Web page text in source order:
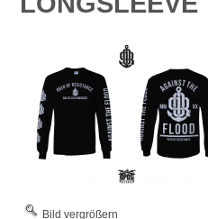
Bild vergrößern